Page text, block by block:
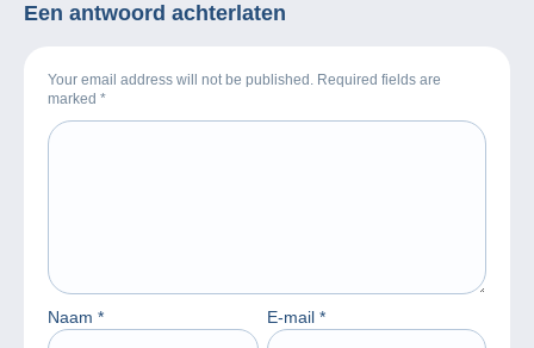
Een antwoord achterlaten
Your email address will not be published. Required fields are
marked *
Naam * E-mail *